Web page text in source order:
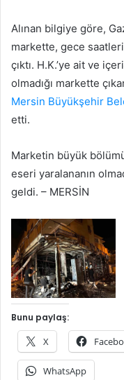
Alınan bilgiye göre,
markette, gece
çıktı. H.K.’ye ait ve
olmadığı markette
Mersin Büyükşehir
etti.
Marketin büyük
eseri yaralananın
geldi. – MERSİN
Bunu paylaş:
X
WhatsApp